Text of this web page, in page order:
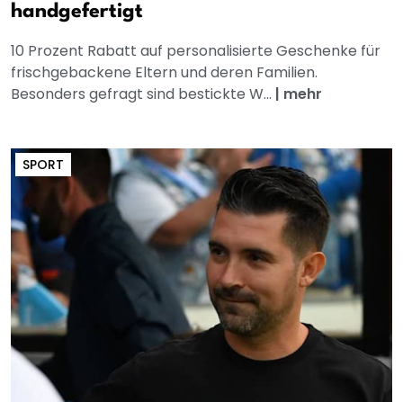
handgefertigt
10 Prozent Rabatt auf personalisierte Geschenke für
frischgebackene Eltern und deren Familien.
Besonders gefragt sind bestickte W... | mehr
SPORT